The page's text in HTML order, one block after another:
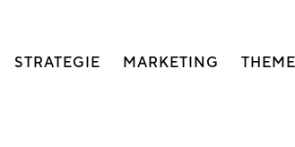
Hauptnavigation
STRATEGIE MARKETING